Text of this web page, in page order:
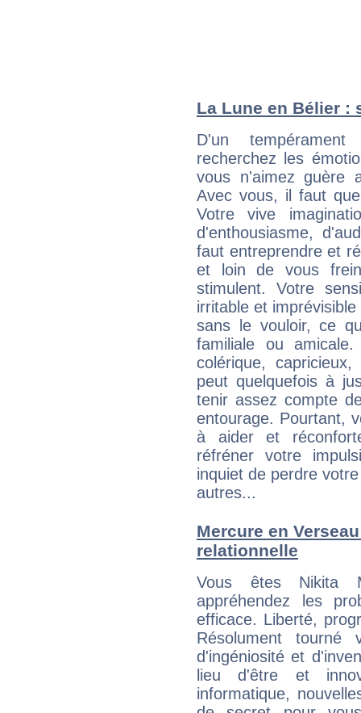
La Lune en Bélier :
D'un
recherchez les
vous n'aimez guère
Avec vous, il faut
Votre vive
d'enthousiasme,
faut entreprendre et
et loin de vous
stimulent. Votre
irritable et
sans le vouloir, ce
familiale ou
colérique,
peut quelquefois à
tenir assez compte
entourage. Pourtant,
à aider et
réfréner votre
inquiet de perdre
autres...
Mercure en
relationnelle
Vous êtes Nikita
appréhendez les
efficace. Liberté,
Résolument tourné
d'ingéniosité et
lieu d'être et
informatique,